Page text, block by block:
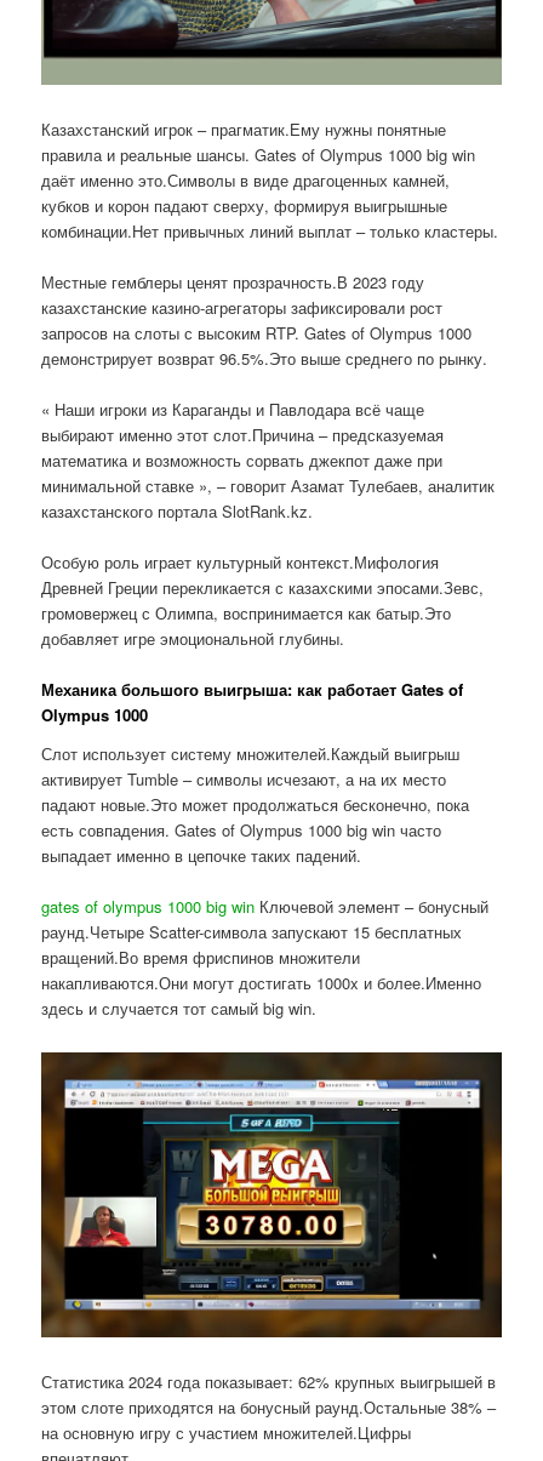
Казахстанский игрок – прагматик.Ему нужны понятные
правила и реальные шансы. Gates of Olympus 1000 big win
даёт именно это.Символы в виде драгоценных камней,
кубков и корон падают сверху, формируя выигрышные
комбинации.Нет привычных линий выплат – только кластеры.
Местные гемблеры ценят прозрачность.В 2023 году
казахстанские казино-агрегаторы зафиксировали рост
запросов на слоты с высоким RTP. Gates of Olympus 1000
демонстрирует возврат 96.5%.Это выше среднего по рынку.
« Наши игроки из Караганды и Павлодара всё чаще
выбирают именно этот слот.Причина – предсказуемая
математика и возможность сорвать джекпот даже при
минимальной ставке », – говорит Азамат Тулебаев, аналитик
казахстанского портала SlotRank.kz.
Особую роль играет культурный контекст.Мифология
Древней Греции перекликается с казахскими эпосами.Зевс,
громовержец с Олимпа, воспринимается как батыр.Это
добавляет игре эмоциональной глубины.
Механика большого выигрыша: как работает Gates of
Olympus 1000
Слот использует систему множителей.Каждый выигрыш
активирует Tumble – символы исчезают, а на их место
падают новые.Это может продолжаться бесконечно, пока
есть совпадения. Gates of Olympus 1000 big win часто
выпадает именно в цепочке таких падений.
gates of olympus 1000 big win Ключевой элемент – бонусный
раунд.Четыре Scatter-символа запускают 15 бесплатных
вращений.Во время фриспинов множители
накапливаются.Они могут достигать 1000x и более.Именно
здесь и случается тот самый big win.
Статистика 2024 года показывает: 62% крупных выигрышей в
этом слоте приходятся на бонусный раунд.Остальные 38% –
на основную игру с участием множителей.Цифры